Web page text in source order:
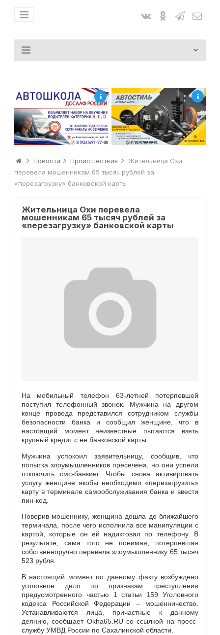
Новости Происшествия
Жительница Охи
перевела мошенникам 65 тысяч рублей за
«перезагрузку» банковской карты
Жительница Охи перевела
мошенникам 65 тысяч рублей за
«перезагрузку» банковской карты
На мобильный телефон 63-летней потерпевшей
поступил телефонный звонок. Мужчина на другом
конце провода представился сотрудником службы
безопасности банка и сообщил женщине, что в
настоящий момент неизвестные пытаются взять
крупный кредит с ее банковской карты.
Мужчина успокоил заявительницу, сообщив, что
попытка злоумышленников пресечена, но они успели
отключить смс-банкинг. Чтобы снова активировать
услугу женщине якобы необходимо «перезагрузить»
карту в терминале самообслуживания банка и ввести
пин-код.
Поверив мошеннику, женщина дошла до ближайшего
терминала, после чего исполнила все манипуляции с
картой, которые он ей надиктовал по телефону. В
результате, сама того не понимая, потерпевшая
собственноручно перевела злоумышленнику 65 тысяч
523 рубля.
В настоящий момент по данному факту возбуждено
уголовное дело по признакам преступления
предусмотренного частью 1 статьи 159 Уголовного
кодекса Российской Федерации – мошенничество.
Устанавливаются лица, причастные к данному
деянию, сообщает Okha65.RU со ссылкой на пресс-
службу УМВД России по Сахалинской области.